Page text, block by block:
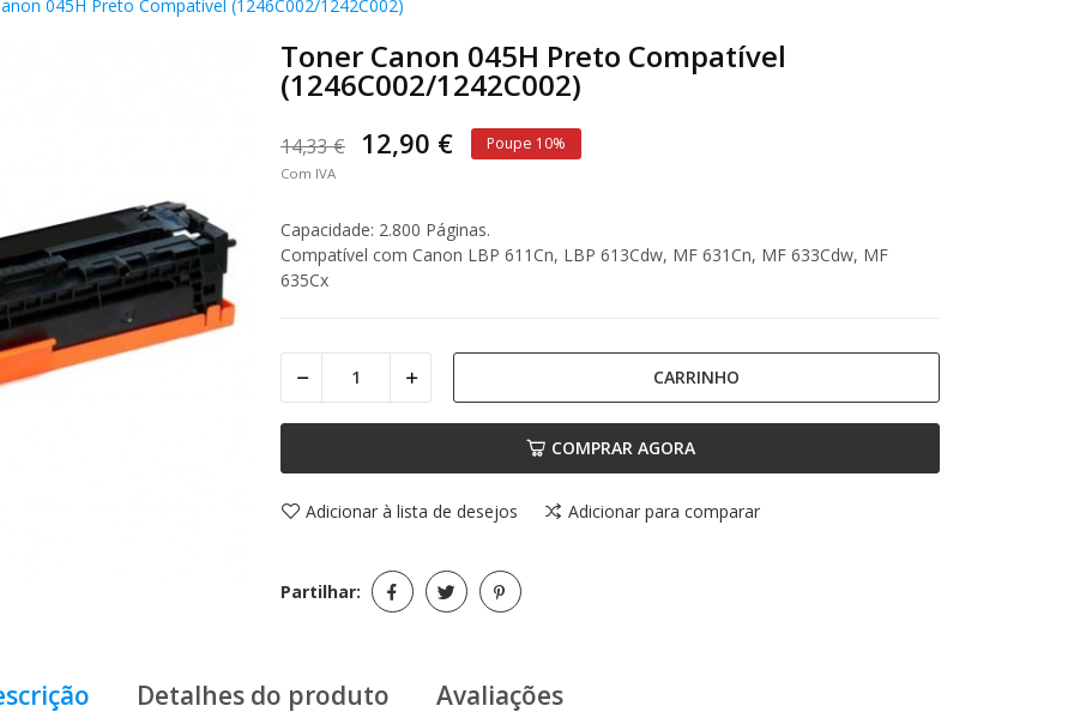
045H Preto Compatível (1246C002/1242C002)
Toner Canon 045H Preto Compatível
(1246C002/1242C002)
14,33 € 12,90 € Poupe 10%
Com IVA
Capacidade: 2.800 Páginas.
Compatível com Canon LBP 611Cn, LBP 613Cdw, MF 631Cn, MF 633Cdw, MF
635Cx
CARRINHO
COMPRAR AGORA
Adicionar à lista de desejos Adicionar para comparar
Partilhar:
Detalhes do produto Avaliações